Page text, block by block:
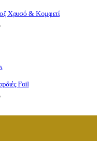
Χρυσό & Κομφετί
Foil